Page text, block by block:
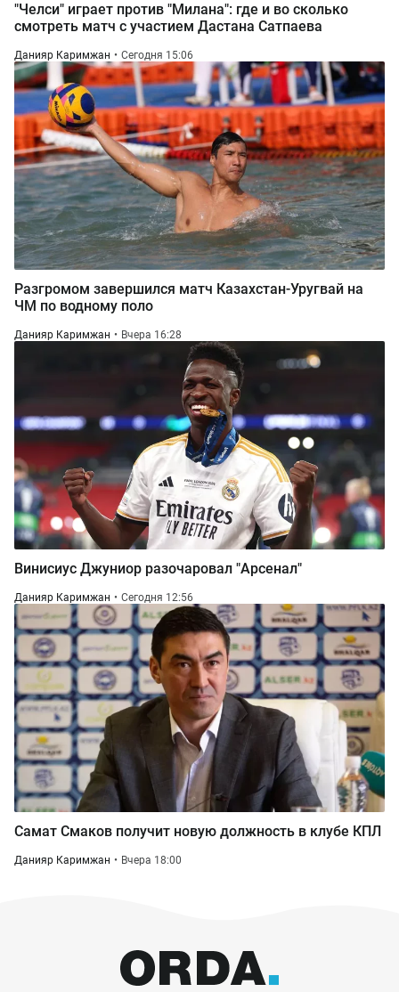
"Челси" играет против "Милана": где и во сколько
смотреть матч с участием Дастана Сатпаева
Данияр Каримжан Сегодня 15:06
Разгромом завершился матч Казахстан-Уругвай на
ЧМ по водному поло
Данияр Каримжан Вчера 16:28
Винисиус Джуниор разочаровал "Арсенал"
Данияр Каримжан Сегодня 12:56
Самат Смаков получит новую должность в клубе КПЛ
Данияр Каримжан Вчера 18:00